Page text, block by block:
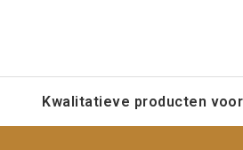
Kwalitatieve producten